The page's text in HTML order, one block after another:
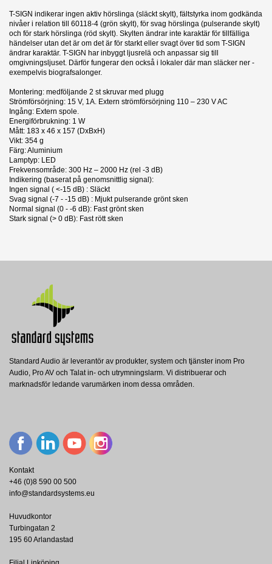
T-SIGN indikerar ingen aktiv hörslinga (släckt skylt), fältstyrka inom godkända
nivåer i relation till 60118-4 (grön skylt), för svag hörslinga (pulserande skylt)
och för stark hörslinga (röd skylt). Skylten ändrar inte karaktär för tillfälliga
händelser utan det är om det är för starkt eller svagt över tid som T-SIGN
ändrar karaktär. T-SIGN har inbyggt ljusrelä och anpassar sig till
omgivningsljuset. Därför fungerar den också i lokaler där man släcker ner -
exempelvis biografsalonger.
Montering: medföljande 2 st skruvar med plugg
Strömförsörjning: 15 V, 1A. Extern strömförsörjning 110 – 230 V AC
Ingång: Extern spole.
Energiförbrukning: 1 W
Mått: 183 x 46 x 157 (DxBxH)
Vikt: 354 g
Färg: Aluminium
Lamptyp: LED
Frekvensområde: 300 Hz – 2000 Hz (rel -3 dB)
Indikering (baserat på genomsnittlig signal):
Ingen signal ( <-15 dB) : Släckt
Svag signal (-7 - -15 dB) : Mjukt pulserande grönt sken
Normal signal (0 - -6 dB): Fast grönt sken
Stark signal (> 0 dB): Fast rött sken
SKYLTA6
Visa
Standard Audio är leverantör av produkter, system och tjänster inom Pro
Audio, Pro AV och Talat in- och utrymningslarm. Vi distribuerar och
marknadsför ledande varumärken inom dessa områden.
Kontakt
+46 (0)8 590 00 500
info@standardsystems.eu
Huvudkontor
Turbingatan 2
195 60 Arlandastad